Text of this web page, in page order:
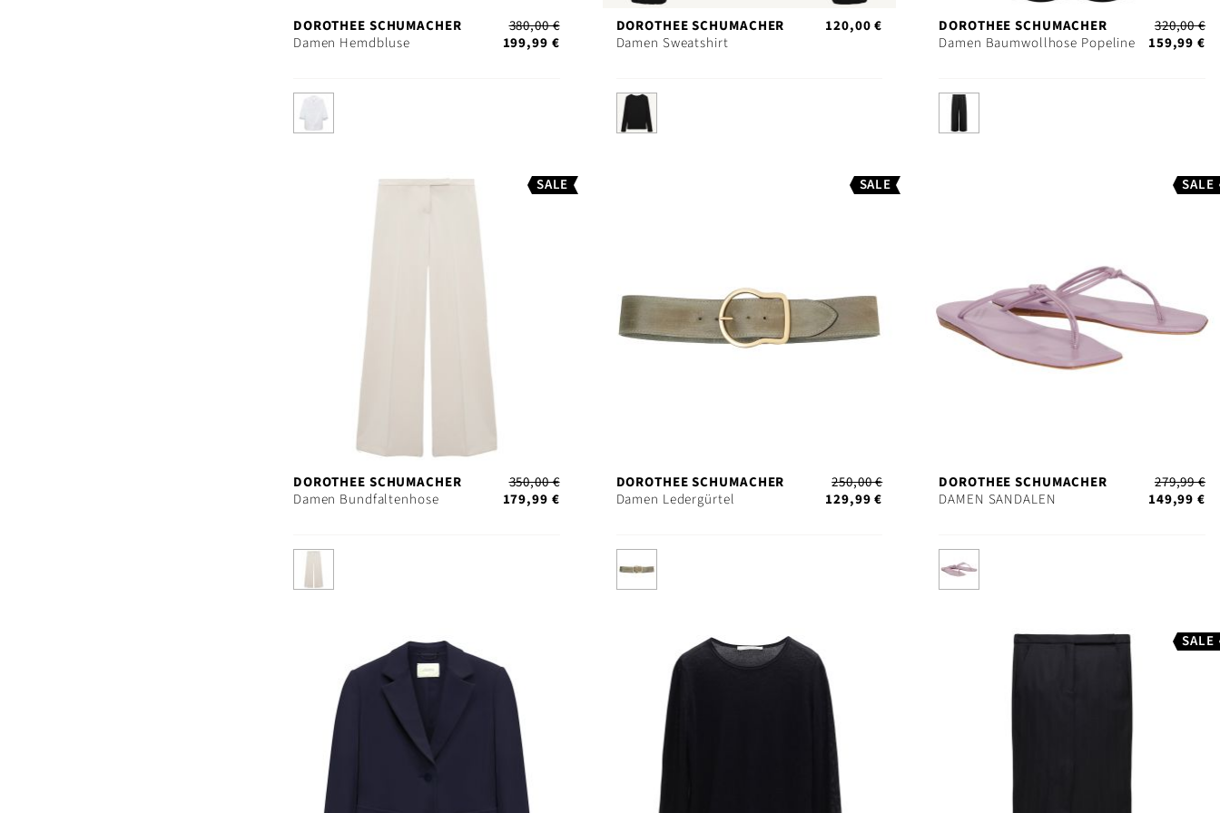
DOROTHEE SCHUMACHER
Damen Hemdbluse
380,00 €
199,99 €
DOROTHEE SCHUMACHER
Damen Sweatshirt
120,00 €
DOROTHEE SCHUMACHER
Damen Baumwollhose Popeline
320,00 €
159,99 €
SALE
DOROTHEE SCHUMACHER
Damen Bundfaltenhose
350,00 €
179,99 €
SALE
DOROTHEE SCHUMACHER
Damen Ledergürtel
250,00 €
129,99 €
SALE
DOROTHEE SCHUMACHER
DAMEN SANDALEN
279,99 €
149,99 €
SALE